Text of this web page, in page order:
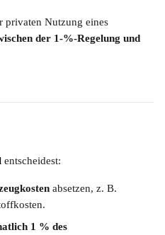
privaten Nutzung eines
der 1-%-Regelung und
entscheidest:
absetzen, z. B.
1 % des